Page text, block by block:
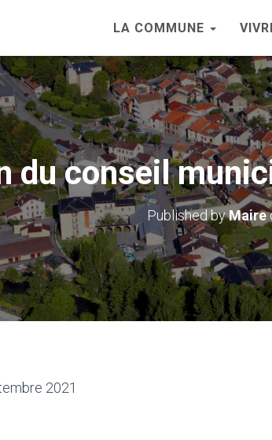
LA COMMUNE
du conseil
Published byMaire
2021